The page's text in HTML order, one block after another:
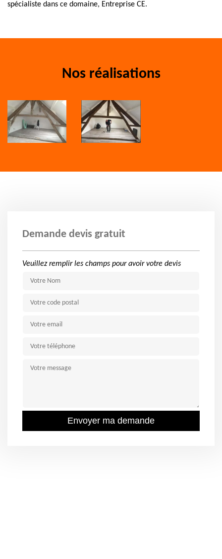
spécialiste dans ce domaine, Entreprise CE.
Nos réalisations
Demande devis gratuit
Veuillez remplir les champs pour avoir votre devis